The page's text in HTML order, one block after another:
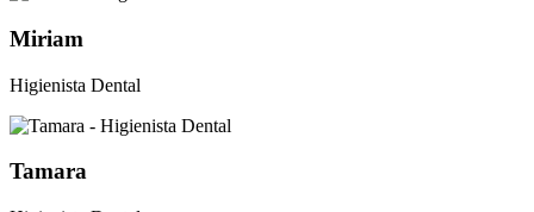
Miriam
Higienista Dental
Tamara